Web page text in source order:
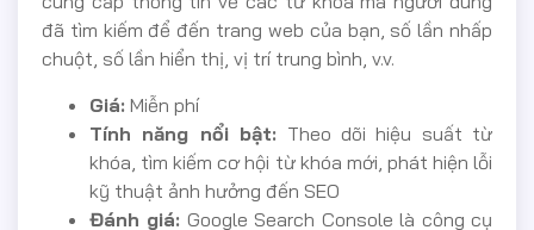
đã tìm kiếm để đến trang web của bạn, số lần nhấp
chuột, số lần hiển thị, vị trí trung bình, v.v.
Giá: Miễn phí
Tính năng nổi bật: Theo dõi hiệu suất từ
khóa, tìm kiếm cơ hội từ khóa mới, phát hiện lỗi
kỹ thuật ảnh hưởng đến SEO
Đánh giá: Google Search Console là công cụ